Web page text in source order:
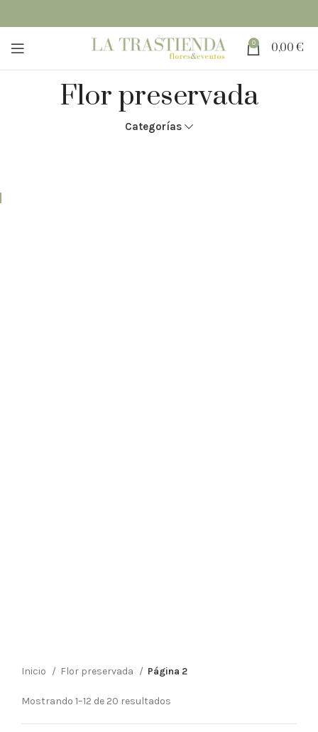
0 0,00 €
Flor preservada
Categorías
Inicio Flor preservada Página 2
Mostrando 1–12 de 20 resultados